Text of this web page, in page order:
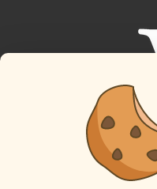
ȘTIINȚĂ ȘI PRACTICĂ